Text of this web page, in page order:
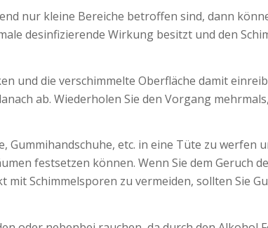
nur kleine Bereiche betroffen sind, dann
desinfizierende Wirkung besitzt und den
und die verschimmelte Oberfläche damit
ab. Wiederholen Sie den Vorgang
Gummihandschuhe, etc. in eine Tüte zu werfen
festsetzen können. Wenn Sie dem Geruch
Schimmelsporen zu vermeiden, sollten Sie